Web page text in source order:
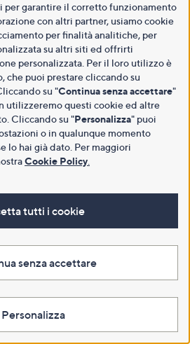
garantire il corretto funzionamento
con altri partner, usiamo cookie
per finalità analitiche, per
su altri siti ed offrirti
personalizzata. Per il loro utilizzo è
che puoi prestare cliccando su
su "Continua senza accettare"
utilizzeremo questi cookie ed altre
Cliccando su "Personalizza" puoi
o in qualunque momento
lo hai già dato. Per maggiori
Cookie Policy
tutti i cookie
senza accettare
Personalizza